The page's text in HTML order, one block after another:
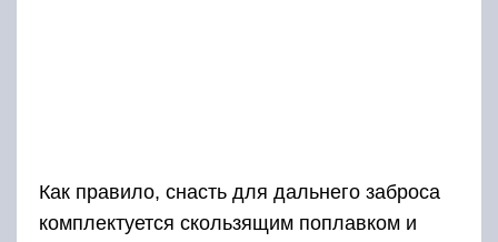
Как правило, снасть для дальнего заброса
комплектуется скользящим поплавком и